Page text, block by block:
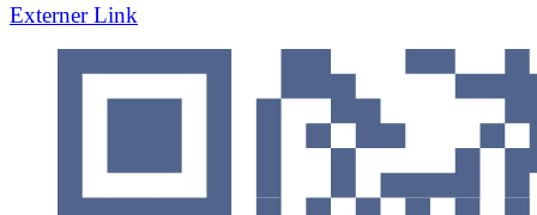
Externer Link